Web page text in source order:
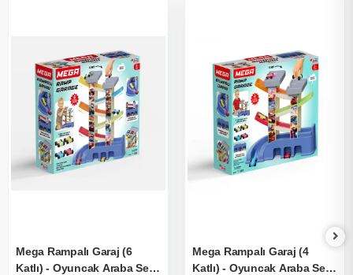
Mega Rampalı Garaj (6
Katlı) - Oyuncak Araba Seti
Mega Rampalı Garaj (4
Katlı) - Oyuncak Araba Seti